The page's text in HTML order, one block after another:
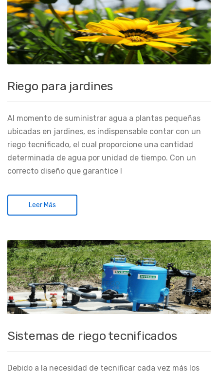
Riego para jardines
Al momento de suministrar agua a plantas pequeñas
ubicadas en jardines, es indispensable contar con un
riego tecnificado, el cual proporcione una cantidad
determinada de agua por unidad de tiempo. Con un
correcto diseño que garantice l
Leer Más
Sistemas de riego tecnificados
Debido a la necesidad de tecnificar cada vez más los